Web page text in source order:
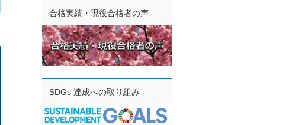
合格実績・現役合格者の声
SDGs 達成への取り組み